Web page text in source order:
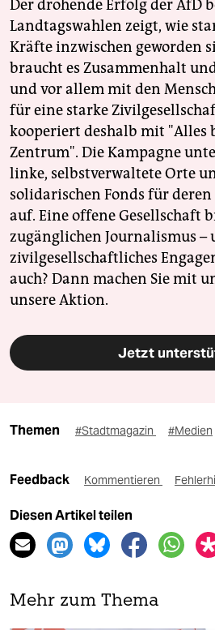
Der drohende Erfolg der AfD
Landtagswahlen zeigt, wie
Kräfte inzwischen geworden
braucht es Zusammenhalt
und vor allem mit den
für eine starke
kooperiert deshalb mit "Alles
Zentrum". Die Kampagne
linke, selbstverwaltete Orte
solidarischen Fonds für
auf. Eine offene Gesellschaft
zugänglichen Journalismus –
zivilgesellschaftliches
auch? Dann machen Sie mit
unsere Aktion.
Jetzt
Themen #Stadtmagazin #Medien
Feedback Kommentieren
Diesen Artikel teilen
Mehr zum Thema